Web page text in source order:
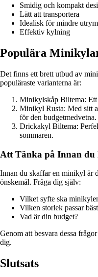
Smidig och kompakt
Lätt att transportera
Idealisk för mindre
Effektiv kylning
Populära
Det finns ett brett utbud av
populäraste varianterna är:
Minikylskåp Biltema:
Minikyl Rusta: Med sitt
för den budgetmedvetna.
Drickakyl Biltema:
sommaren.
Att Tänka på Innan
Innan du skaffar en minikyl är
önskemål. Fråga dig själv:
Vilket syfte ska
Vilken storlek passar
Vad är din budget?
Genom att besvara dessa
dig.
Slutsats